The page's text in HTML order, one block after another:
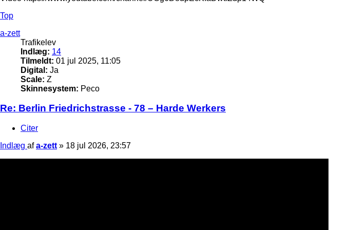
Top
a-zett
Trafikelev
Indlæg: 14
Tilmeldt: 01 jul 2025, 11:05
Digital: Ja
Scale: Z
Skinnesystem: Peco
Re: Berlin Friedrichstrasse - 78 – Harde Werkers
Citer
Indlæg afa-zett » 18 jul 2026, 23:57